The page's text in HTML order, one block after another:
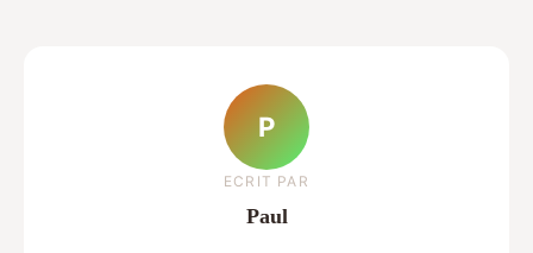
P
ECRIT PAR
Paul